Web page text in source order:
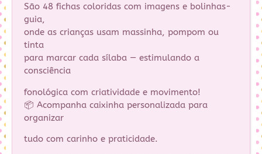
São 48 fichas coloridas com imagens e bolinhas-
guia,
onde as crianças usam massinha, pompom ou
tinta
para marcar cada sílaba — estimulando a
consciência
fonológica com criatividade e movimento!
📦 Acompanha caixinha personalizada para
organizar
tudo com carinho e praticidade.